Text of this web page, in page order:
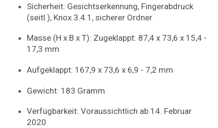
Sicherheit: Gesichtserkennung, Fingerabdruck
(seitl.), Knox 3.4.1, sicherer Ordner
Masse (H x B x T): Zugeklappt: 87,4 x 73,6 x 15,4 -
17,3 mm
Aufgeklappt: 167,9 x 73,6 x 6,9 - 7,2 mm
Gewicht: 183 Gramm
Verfügbarkeit: Voraussichtlich ab 14. Februar
2020